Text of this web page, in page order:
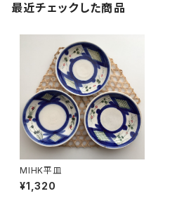
最近チェックした商品
MIHK平皿
¥1,320